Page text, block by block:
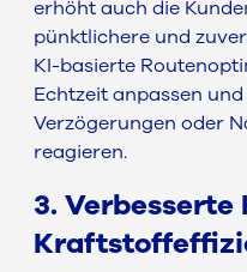
erhöht auch die
pünktlichere und
KI-basierte
Echtzeit anpassen
Verzögerungen oder
reagieren.
3. Verbesserte